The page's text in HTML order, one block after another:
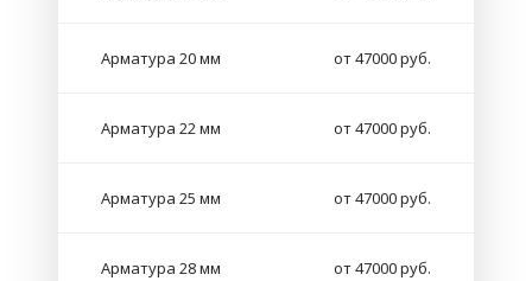
Арматура 20 мм от 47000 руб.
Арматура 22 мм от 47000 руб.
Арматура 25 мм от 47000 руб.
Арматура 28 мм от 47000 руб.